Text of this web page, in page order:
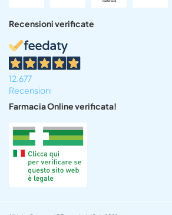
Recensioni verificate
12.677
Recensioni
Farmacia Online verificata!